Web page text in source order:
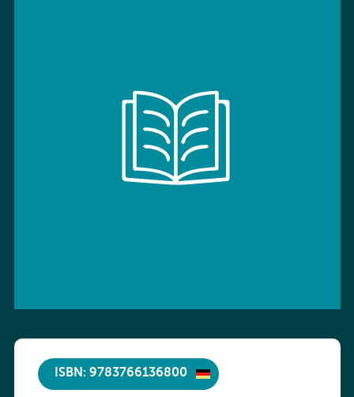
ISBN: 9783766136800